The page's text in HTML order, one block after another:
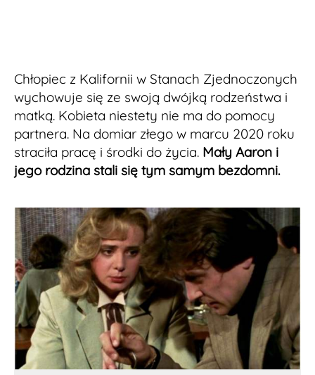
Chłopiec z Kalifornii w Stanach Zjednoczonych
wychowuje się ze swoją dwójką rodzeństwa i
matką. Kobieta niestety nie ma do pomocy
partnera. Na domiar złego w marcu 2020 roku
straciła pracę i środki do życia. Mały Aaron i
jego rodzina stali się tym samym bezdomni.